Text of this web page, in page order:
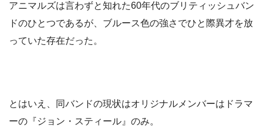
アニマルズは言わずと知れた60年代のブリティッシュバン
ドのひとつであるが、ブルース色の強さでひと際異才を放
っていた存在だった。
とはいえ、同バンドの現状はオリジナルメンバーはドラマ
ーの『ジョン・スティール』のみ。